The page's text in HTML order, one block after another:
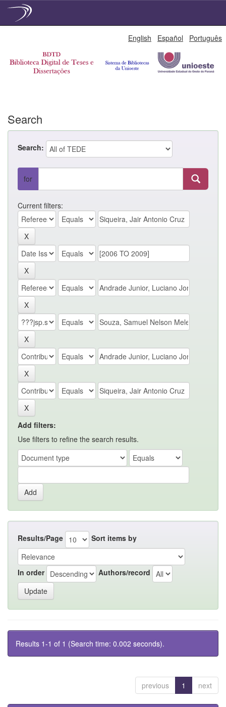
English Español Português
Search
Search:
for
Current filters:
Add filters:
Use filters to refine the search results.
Results/Page Sort items by
In order Authors/record
Results 1-1 of 1 (Search time: 0.002 seconds).
previous 1 next